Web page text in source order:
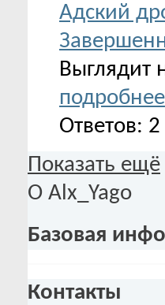
Адский
Выглядит
подробнее
Ответов:
Показать ещё
О Alx_Yago
Базовая
Контакты